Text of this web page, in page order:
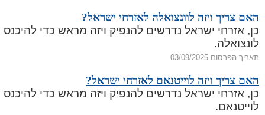
האם צריך ויזה לוונצואלה לאזרחי ישראל?
כן, אזרחי ישראל נדרשים להנפיק ויזה מראש כדי להיכנס
לונצואלה.
תאריך הפרסום 03/09/2025
האם צריך ויזה לוייטנאם לאזרחי ישראל?
כן, אזרחי ישראל נדרשים להנפיק ויזה מראש כדי להיכנס
לוייטנאם.